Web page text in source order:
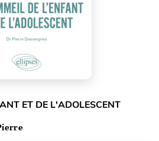
ET DE L'ADOLESCENT